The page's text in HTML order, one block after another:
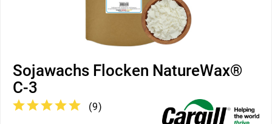
Sojawachs Flocken NatureWax®
C-3
(9)